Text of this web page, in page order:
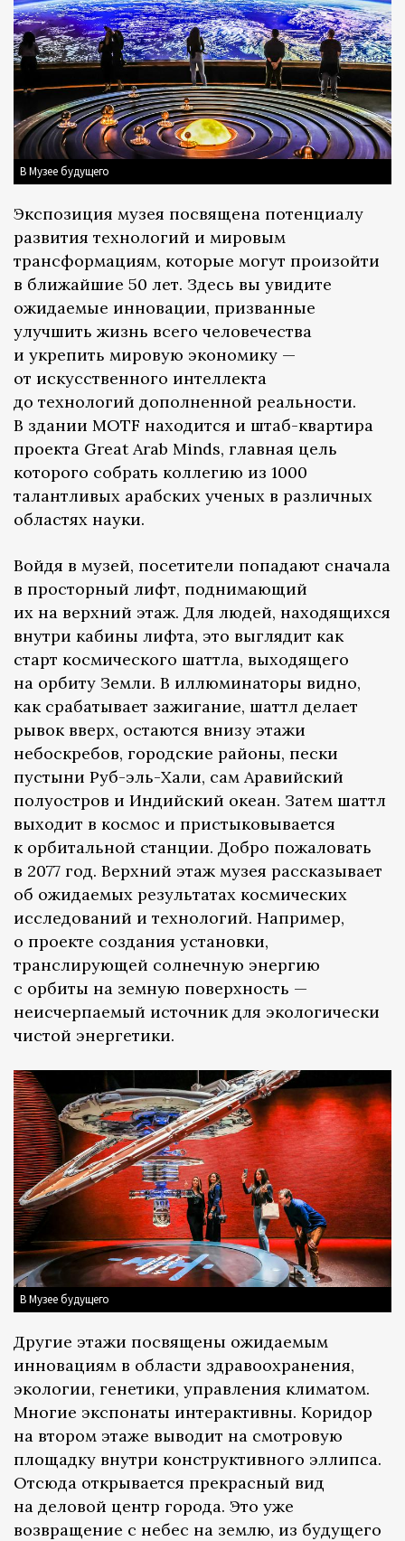
В Музее будущего
Экспозиция музея посвящена потенциалу
развития технологий и мировым
трансформациям, которые могут произойти
в ближайшие 50 лет. Здесь вы увидите
ожидаемые инновации, призванные
улучшить жизнь всего человечества
и укрепить мировую экономику —
от искусственного интеллекта
до технологий дополненной реальности.
В здании MOTF находится и штаб-квартира
проекта Great Arab Minds, главная цель
которого собрать коллегию из 1000
талантливых арабских ученых в различных
областях науки.
Войдя в музей, посетители попадают сначала
в просторный лифт, поднимающий
их на верхний этаж. Для людей, находящихся
внутри кабины лифта, это выглядит как
старт космического шаттла, выходящего
на орбиту Земли. В иллюминаторы видно,
как срабатывает зажигание, шаттл делает
рывок вверх, остаются внизу этажи
небоскребов, городские районы, пески
пустыни Руб-эль-Хали, сам Аравийский
полуостров и Индийский океан. Затем шаттл
выходит в космос и пристыковывается
к орбитальной станции. Добро пожаловать
в 2077 год. Верхний этаж музея рассказывает
об ожидаемых результатах космических
исследований и технологий. Например,
о проекте создания установки,
транслирующей солнечную энергию
с орбиты на земную поверхность —
неисчерпаемый источник для экологически
чистой энергетики.
В Музее будущего
Другие этажи посвящены ожидаемым
инновациям в области здравоохранения,
экологии, генетики, управления климатом.
Многие экспонаты интерактивны. Коридор
на втором этаже выводит на смотровую
площадку внутри конструктивного эллипса.
Отсюда открывается прекрасный вид
на деловой центр города. Это уже
возвращение с небес на землю, из будущего